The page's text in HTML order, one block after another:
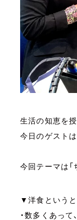
生活の知恵を授
今日のゲストは
今回テーマは
▼洋食というと
・数多くあっ